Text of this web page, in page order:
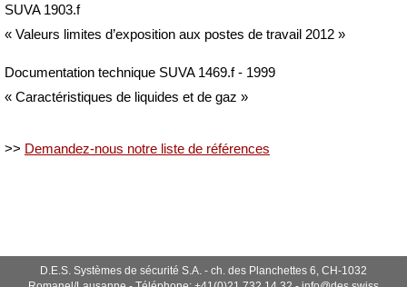
SUVA 1903.f
« Valeurs limites d’exposition aux postes de travail 2012 »
Documentation technique SUVA 1469.f - 1999
« Caractéristiques de liquides et de gaz »
>> Demandez-nous notre liste de références
D.E.S. Systèmes de sécurité S.A. - ch. des Planchettes 6, CH-1032